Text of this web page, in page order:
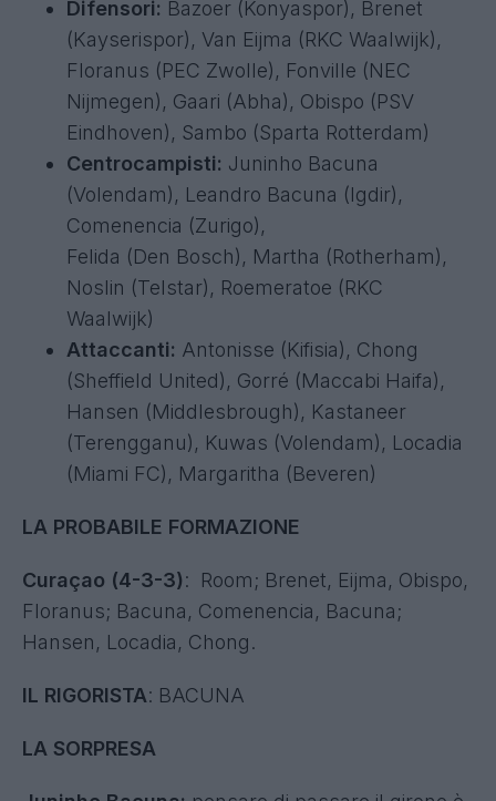
Difensori: Bazoer (Konyaspor), Brenet
(Kayserispor), Van Eijma (RKC Waalwijk),
Floranus (PEC Zwolle), Fonville (NEC
Nijmegen), Gaari (Abha), Obispo (PSV
Eindhoven), Sambo (Sparta Rotterdam)
Centrocampisti: Juninho Bacuna
(Volendam), Leandro Bacuna (Igdir),
Comenencia (Zurigo),
Felida (Den Bosch), Martha (Rotherham),
Noslin (Telstar), Roemeratoe (RKC
Waalwijk)
Attaccanti: Antonisse (Kifisia), Chong
(Sheffield United), Gorré (Maccabi Haifa),
Hansen (Middlesbrough), Kastaneer
(Terengganu), Kuwas (Volendam), Locadia
(Miami FC), Margaritha (Beveren)
LA PROBABILE FORMAZIONE
Curaçao (4-3-3): Room; Brenet, Eijma, Obispo,
Floranus; Bacuna, Comenencia, Bacuna;
Hansen, Locadia, Chong.
IL RIGORISTA: BACUNA
LA SORPRESA